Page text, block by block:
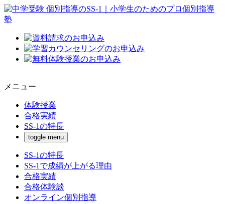
メニュー
体験授業
合格実績
SS-1の特長
toggle menu
SS-1の特長
SS-1で成績が上がる理由
合格実績
合格体験談
オンライン個別指導